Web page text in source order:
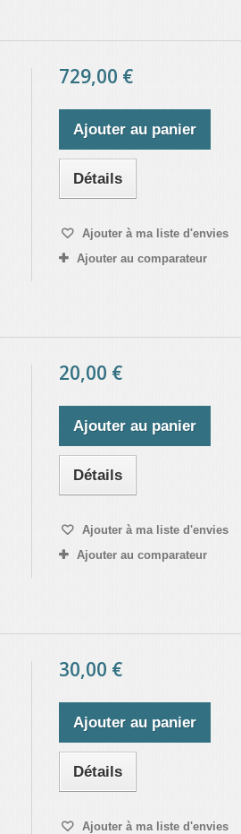
729,00 €
Ajouter au panier
Détails
Ajouter à ma liste d'envies
Ajouter au comparateur
20,00 €
Ajouter au panier
Détails
Ajouter à ma liste d'envies
Ajouter au comparateur
30,00 €
Ajouter au panier
Détails
Ajouter à ma liste d'envies